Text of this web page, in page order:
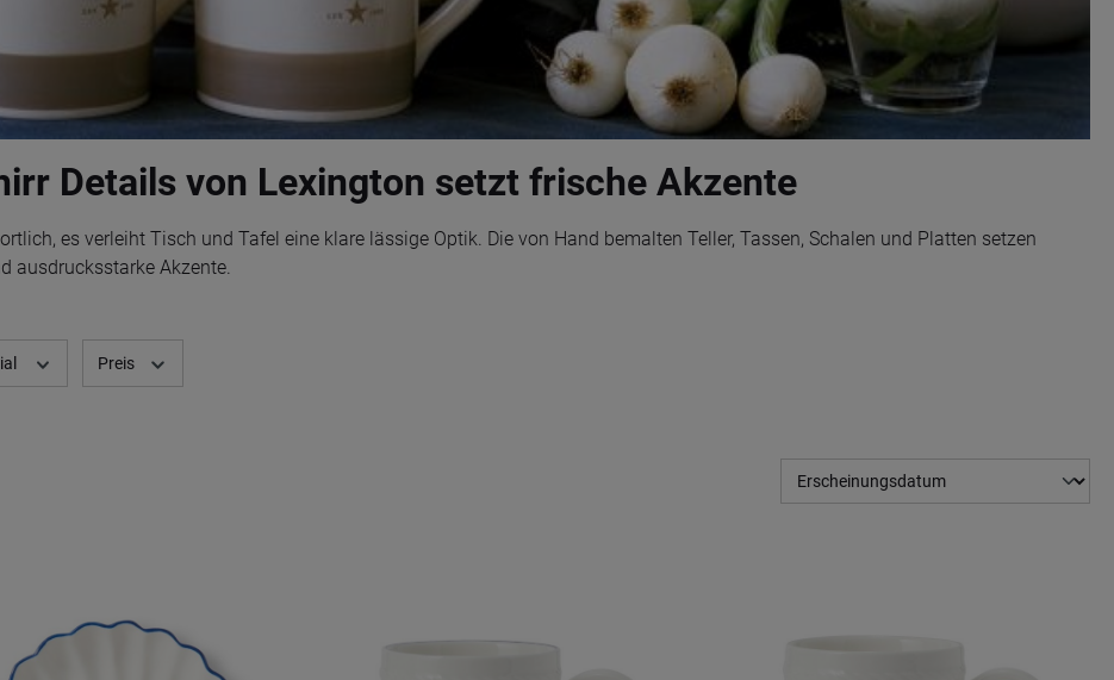
Details von Lexington setzt frische Akzente
es verleiht Tisch und Tafel eine klare lässige Optik. Die von Hand bemalten Teller, Tassen, Schalen und Platten setzen
ausdrucksstarke Akzente.
Preis